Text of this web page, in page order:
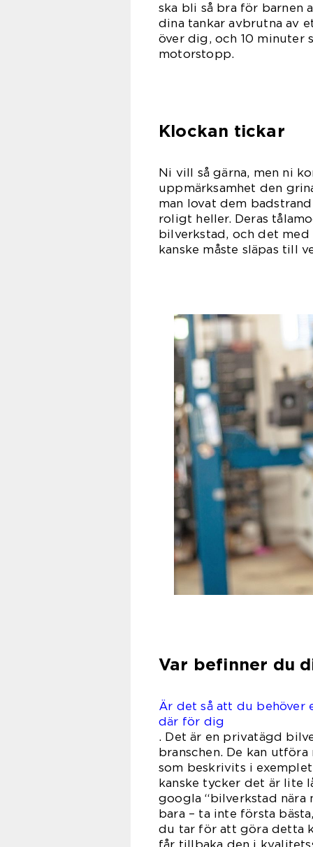
ska bli så bra för barnen
dina tankar avbrutna av
över dig, och 10 minuter
motorstopp.
Klockan tickar
Ni vill så gärna, men ni
uppmärksamhet den
man lovat dem
roligt heller. Deras
bilverkstad, och det med
kanske måste släpas till
Var befinner du
Är det så att du behöver
där för dig
. Det är en privatägd
branschen. De kan
som beskrivits i
kanske tycker det är lite
googla “bilverkstad
bara – ta inte första
du tar för att göra detta